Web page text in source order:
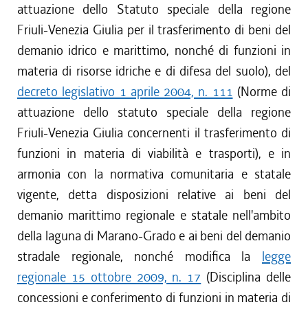
attuazione dello Statuto speciale della regione
Friuli-Venezia Giulia per il trasferimento di beni del
demanio idrico e marittimo, nonché di funzioni in
materia di risorse idriche e di difesa del suolo), del
decreto legislativo 1 aprile 2004, n. 111 (Norme di
attuazione dello statuto speciale della regione
Friuli-Venezia Giulia concernenti il trasferimento di
funzioni in materia di viabilità e trasporti), e in
armonia con la normativa comunitaria e statale
vigente, detta disposizioni relative ai beni del
demanio marittimo regionale e statale nell'ambito
della laguna di Marano-Grado e ai beni del demanio
stradale regionale, nonché modifica la legge
regionale 15 ottobre 2009, n. 17 (Disciplina delle
concessioni e conferimento di funzioni in materia di